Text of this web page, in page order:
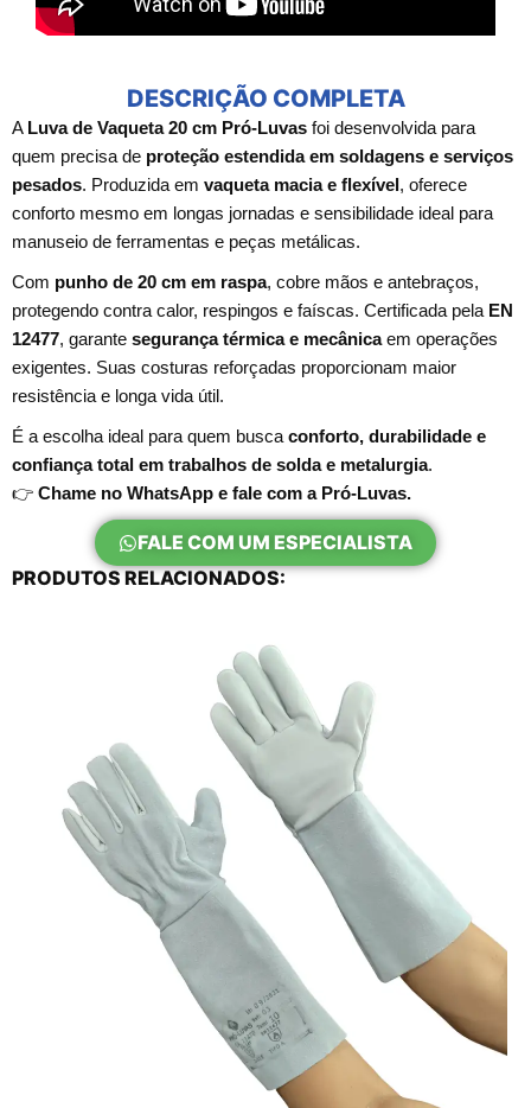
DESCRIÇÃO COMPLETA
A Luva de Vaqueta 20 cm Pró-Luvas foi desenvolvida para
quem precisa de proteção estendida em soldagens e serviços
pesados. Produzida em vaqueta macia e flexível, oferece
conforto mesmo em longas jornadas e sensibilidade ideal para
manuseio de ferramentas e peças metálicas.
Com punho de 20 cm em raspa, cobre mãos e antebraços,
protegendo contra calor, respingos e faíscas. Certificada pela EN
12477, garante segurança térmica e mecânicaem operações
exigentes. Suas costuras reforçadas proporcionam maior
resistência e longa vida útil.
É a escolha ideal para quem buscaconforto, durabilidade e
confiança total em trabalhos de solda e metalurgia.
👉 Chame no WhatsApp e fale com a Pró-Luvas.
FALE COM UM ESPECIALISTA
PRODUTOS RELACIONADOS: